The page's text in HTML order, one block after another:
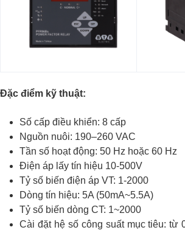
Đặc điểm kỹ thuật:
Số cấp điều khiển: 8 cấp
Nguồn nuôi: 190–260 VAC
Tần số hoạt động: 50 Hz hoặc 60 Hz
Điện áp lấy tín hiệu 10-500V
Tỷ số biến điện áp VT: 1-2000
Dòng tín hiệu: 5A (50mA~5.5A)
Tỷ số biến dòng CT: 1~2000
Cài đặt hệ số công suất mục tiêu: từ